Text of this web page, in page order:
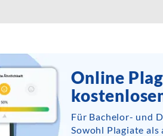
Online
Für Bachelor- und
Sowohl Plagiate als